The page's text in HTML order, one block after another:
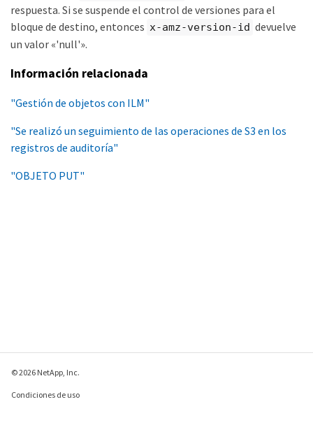
respuesta. Si se suspende el control de versiones para el
bloque de destino, entonces x-amz-version-id devuelve
un valor «'null'».
Información relacionada
"Gestión de objetos con ILM"
"Se realizó un seguimiento de las operaciones de S3 en los
registros de auditoría"
"OBJETO PUT"
© 2026 NetApp, Inc.
Condiciones de uso